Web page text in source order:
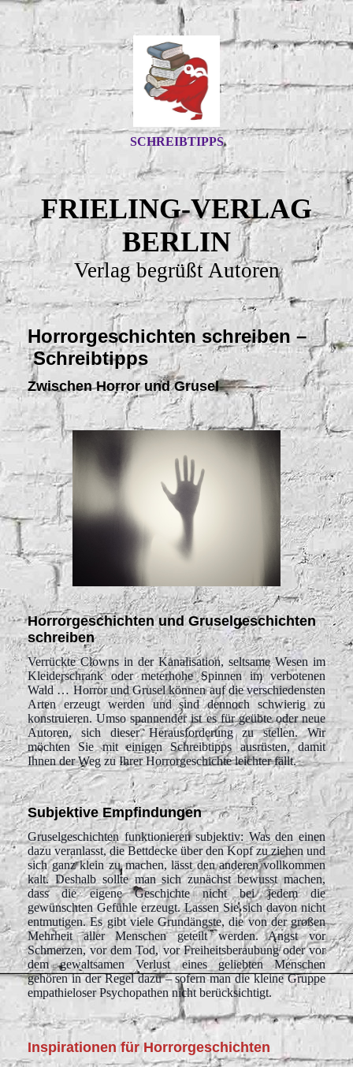
SCHREIBTIPPS
FRIELING-VERLAG
BERLIN
Verlag begrüßt Autoren
Horrorgeschichten schreiben–
Schreibtipps
Zwischen Horror und Grusel
Horrorgeschichten und Gruselgeschichten
schreiben
Verrückte Clowns in der Kanalisation, seltsame Wesen im
Kleiderschrank oder meterhohe Spinnen im verbotenen
Wald … Horror und Grusel können auf die verschiedensten
Arten erzeugt werden und sind dennoch schwierig zu
konstruieren. Umso spannender ist es für geübte oder neue
Autoren, sich dieser Herausforderung zu stellen. Wir
möchten Sie mit einigen Schreibtipps ausrüsten, damit
Ihnen der Weg zu Ihrer Horrorgeschichte leichter fällt.
Subjektive Empfindungen
Gruselgeschichten funktionieren subjektiv: Was den einen
dazu veranlasst, die Bettdecke über den Kopf zu ziehen und
sich ganz klein zu machen, lässt den anderen vollkommen
kalt. Deshalb sollte man sich zunächst bewusst machen,
dass die eigene Geschichte nicht bei jedem die
gewünschten Gefühle erzeugt. Lassen Sie sich davon nicht
entmutigen. Es gibt viele Grundängste, die von der großen
Mehrheit aller Menschen geteilt werden. Angst vor
Schmerzen, vor dem Tod, vor Freiheitsberaubung oder vor
dem gewaltsamen Verlust eines geliebten Menschen
gehören in der Regel dazu – sofern man die kleine Gruppe
empathieloser Psychopathen nicht berücksichtigt.
Inspirationen für Horrorgeschichten